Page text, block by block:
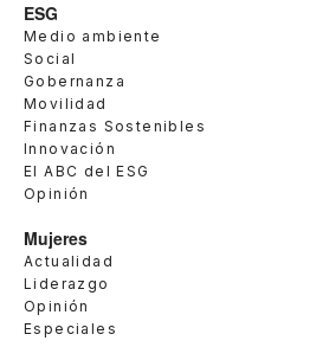
ESG
Medio ambiente
Social
Gobernanza
Movilidad
Finanzas Sostenibles
Innovación
El ABC del ESG
Opinión
Mujeres
Actualidad
Liderazgo
Opinión
Especiales